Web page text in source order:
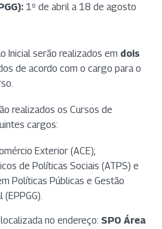
1º de abril a 18 de agosto
Inicial serão realizados em dois
de acordo com o cargo para o
realizados os Cursos de
cargos:
Exterior (ACE);
de Políticas Sociais (ATPS) e
Políticas Públicas e Gestão
no endereço: SPO Área